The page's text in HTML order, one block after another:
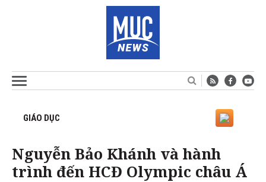
GIÁO DỤC
Nguyễn Bảo Khánh và hành
trình đến HCĐ Olympic châu Á